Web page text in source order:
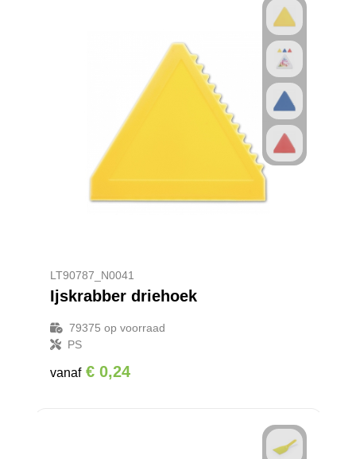
LT90787_N0041
Ijskrabber driehoek
79375 op voorraad
PS
vanaf € 0,24